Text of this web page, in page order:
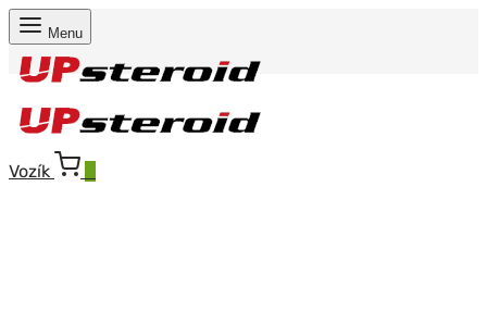
Menu
Vozík